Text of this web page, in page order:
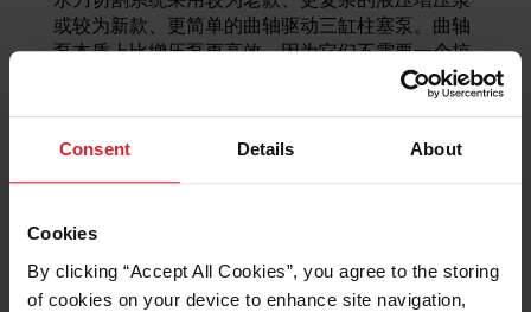
Consent Details About
Cookies
By clicking “Accept All Cookies”, you agree to the storing
of cookies on your device to enhance site navigation,
或较为新款、更简单的曲轴驱动三缸柱塞泵。曲轴
泵本质上比增压泵更高效，因为它们不需要一个掠
夺动力的液压系统。曲轴驱动是一个纯机械的直接
驱动系统，摩擦损失最小，因此效率通常在 85%
更多的电力可以实际输送到切割头，而增压器通常
只有 65% 或更少。以前，密封件和止回阀寿命长
不断改进以及陶瓷阀门元件的广泛使用和成本的降
低，曲轴泵在 60,000 PSI（4,137 巴）范围内运行
时也具有较长的维护间隔和出色的可靠性。